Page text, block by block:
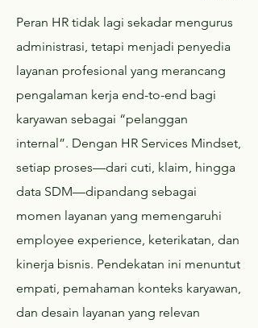
Peran HR tidak lagi sekadar mengurus
administrasi, tetapi menjadi penyedia
layanan profesional yang merancang
pengalaman kerja end-to-end bagi
karyawan sebagai “pelanggan
internal”. Dengan HR Services Mindset,
setiap proses—dari cuti, klaim, hingga
data SDM—dipandang sebagai
momen layanan yang memengaruhi
employee experience, keterikatan, dan
kinerja bisnis. Pendekatan ini menuntut
empati, pemahaman konteks karyawan,
dan desain layanan yang relevan